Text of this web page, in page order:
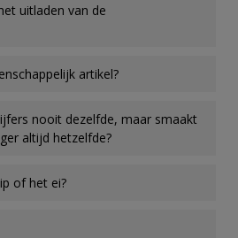
uitladen van de
artikel?
nooit dezelfde, maar smaakt
altijd hetzelfde?
of het ei?